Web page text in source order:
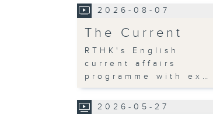
2026-08-07
The Current
RTHK's English
current affairs
programme with ex…
2026-05-27